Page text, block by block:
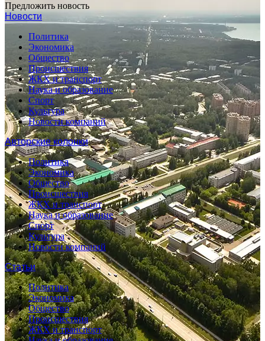
Предложить новость
Новости
Политика
Экономика
Общество
Происшествия
ЖКХ и транспорт
Наука и образование
Спорт
Культура
Новости компаний
Авторские колонки
Политика
Экономика
Общество
Происшествия
ЖКХ и транспорт
Наука и образование
Спорт
Культура
Новости компаний
Статьи
Политика
Экономика
Общество
Происшествия
ЖКХ и транспорт